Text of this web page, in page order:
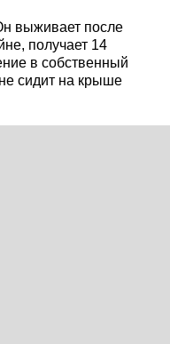
выживает после
получает 14
в собственный
сидит на крыше